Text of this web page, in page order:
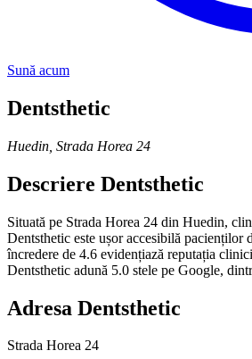
Sună acum
Dentsthetic
Huedin Strada Horea 24
Descriere Dentsthetic
Situată pe Strada Horea 24 din Huedin,
Dentsthetic este ușor accesibilă pacienților
încredere de 4.6 evidențiază reputația
Dentsthetic adună 5.0 stele pe Google,
Adresa Dentsthetic
Strada Horea 24